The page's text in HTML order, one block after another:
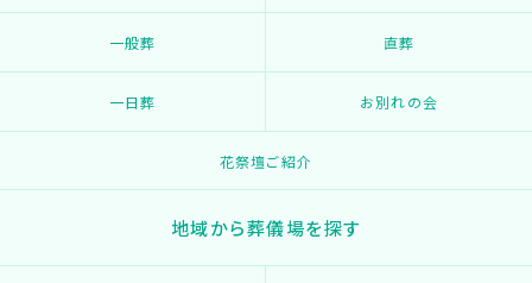
一般葬 直葬
一日葬 お別れの会
花祭壇ご紹介
地域から葬儀場を探す